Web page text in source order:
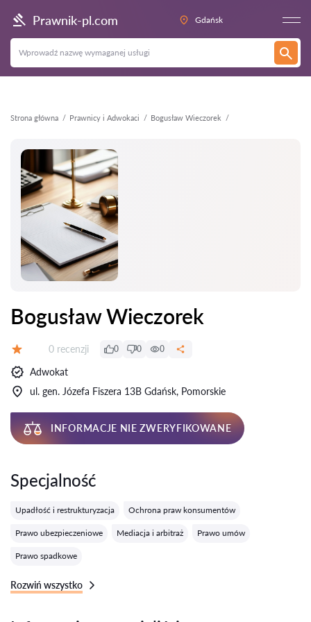
Prawnik-pl.com Gdańsk
Strona główna Prawnicy i Adwokaci Bogusław Wieczorek
Wstecz
Bogusław Wieczorek
Recenzji:
0 recenzji 0 0 0
Adwokat
ul. gen. Józefa Fiszera 13B Gdańsk, Pomorskie
INFORMACJE NIE ZWERYFIKOWANE
Specjalność
Upadłość i restrukturyzacja Ochrona praw konsumentów
Prawo ubezpieczeniowe Mediacja i arbitraż Prawo umów
Prawo spadkowe
Rozwiń wszystko